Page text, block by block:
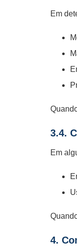
Em
3.4.
Em
4.